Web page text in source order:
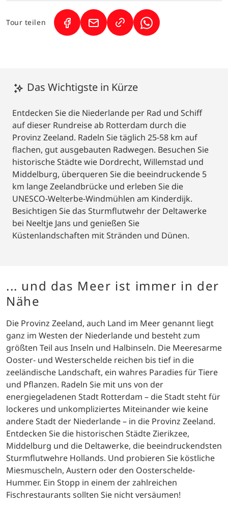
Das Wichtigste in Kürze
Entdecken Sie die Niederlande per Rad und Schiff
auf dieser Rundreise ab Rotterdam durch die
Provinz Zeeland. Radeln Sie täglich 25-58 km auf
flachen, gut ausgebauten Radwegen. Besuchen Sie
historische Städte wie Dordrecht, Willemstad und
Middelburg, überqueren Sie die beeindruckende 5
km lange Zeelandbrücke und erleben Sie die
UNESCO-Welterbe-Windmühlen am Kinderdijk.
Besichtigen Sie das Sturmflutwehr der Deltawerke
bei Neeltje Jans und genießen Sie
Küstenlandschaften mit Stränden und Dünen.
... und das Meer ist immer in der
Nähe
Die Provinz Zeeland, auch Land im Meer genannt liegt
ganz im Westen der Niederlande und besteht zum
größten Teil aus Inseln und Halbinseln. Die Meeresarme
Ooster- und Westerschelde reichen bis tief in die
zeeländische Landschaft, ein wahres Paradies für Tiere
und Pflanzen. Radeln Sie mit uns von der
energiegeladenen Stadt Rotterdam – die Stadt steht für
lockeres und unkompliziertes Miteinander wie keine
andere Stadt der Niederlande – in die Provinz Zeeland.
Entdecken Sie die historischen Städte Zierikzee,
Middelburg und die Deltawerke, die beeindruckendsten
Sturmflutwehre Hollands. Und probieren Sie köstliche
Miesmuscheln, Austern oder den Oosterschelde-
Hummer. Ein Stopp in einem der zahlreichen
Fischrestaurants sollten Sie nicht versäumen!
Tour teilen (Link öffnet in neuem Tab)
(Link öffnet in neuem Tab)
(Link öffnet in